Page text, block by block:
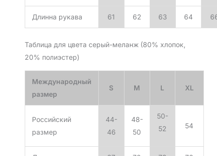
Длинна рукава 61 62 63 64
Таблица для цвета серый-меланж (80% хлопок,
20% полиэстер)
Международный
размер
S M L XL
Российский
размер
44-
46
48-
50
50-
52
54